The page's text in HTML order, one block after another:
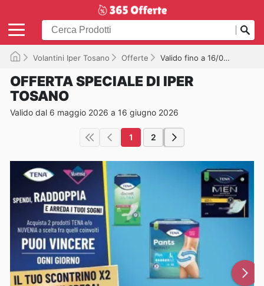
Volantini Iper Tosano Offerte Valido fino a 16/06/2026
OFFERTA SPECIALE DI IPER
TOSANO
Valido dal 6 maggio 2026 a 16 giugno 2026
1 2